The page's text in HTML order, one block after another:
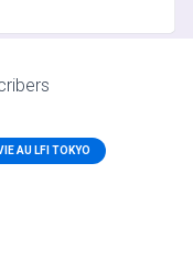
AU LFI TOKYO